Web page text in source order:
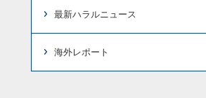
最新ハラルニュース
海外レポート